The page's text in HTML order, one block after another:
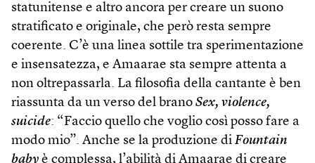
statunitense e altro ancora per creare un suono
stratificato e originale, che però resta sempre
coerente. C’è una linea sottile tra sperimentazione
e insensatezza, e Amaarae sta sempre attenta a
non oltrepassarla. La filosofia della cantante è ben
riassunta da un verso del brano Sex, violence,
suicide: “Faccio quello che voglio così posso fare a
modo mio”. Anche se la produzione di Fountain
baby è complessa, l’abilità di Amaarae di creare